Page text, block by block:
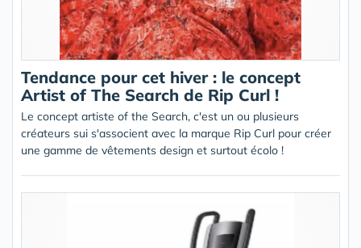
Tendance pour cet hiver : le concept
Artist of The Search de Rip Curl !
Le concept artiste of the Search, c'est un ou plusieurs
créateurs sui s'associent avec la marque Rip Curl pour créer
une gamme de vêtements design et surtout écolo !